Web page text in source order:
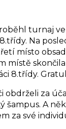
turnaj ve
Na
místo
místě
8.třídy.
za
šampus. A
za své